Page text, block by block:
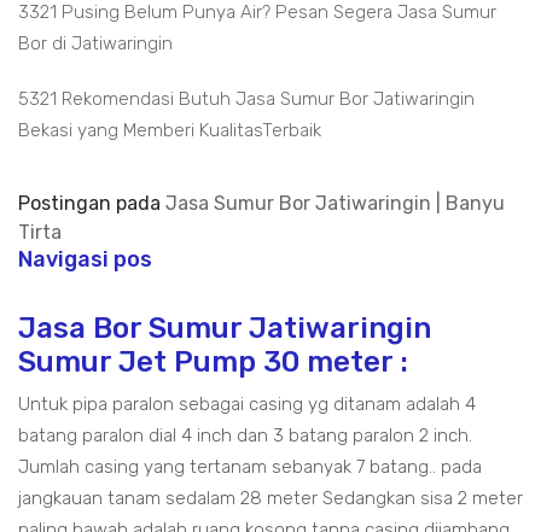
3321 Pusing Belum Punya Air? Pesan Segera Jasa Sumur
Bor di Jatiwaringin
5321 Rekomendasi Butuh Jasa Sumur Bor Jatiwaringin
Bekasi yang Memberi KualitasTerbaik
Postingan pada Jasa Sumur Bor Jatiwaringin | Banyu
Tirta
Navigasi pos
Jasa Bor Sumur Jatiwaringin
Sumur Jet Pump 30 meter :
Untuk pipa paralon sebagai casing yg ditanam adalah 4
batang paralon dial 4 inch dan 3 batang paralon 2 inch.
Jumlah casing yang tertanam sebanyak 7 batang.. pada
jangkauan tanam sedalam 28 meter Sedangkan sisa 2 meter